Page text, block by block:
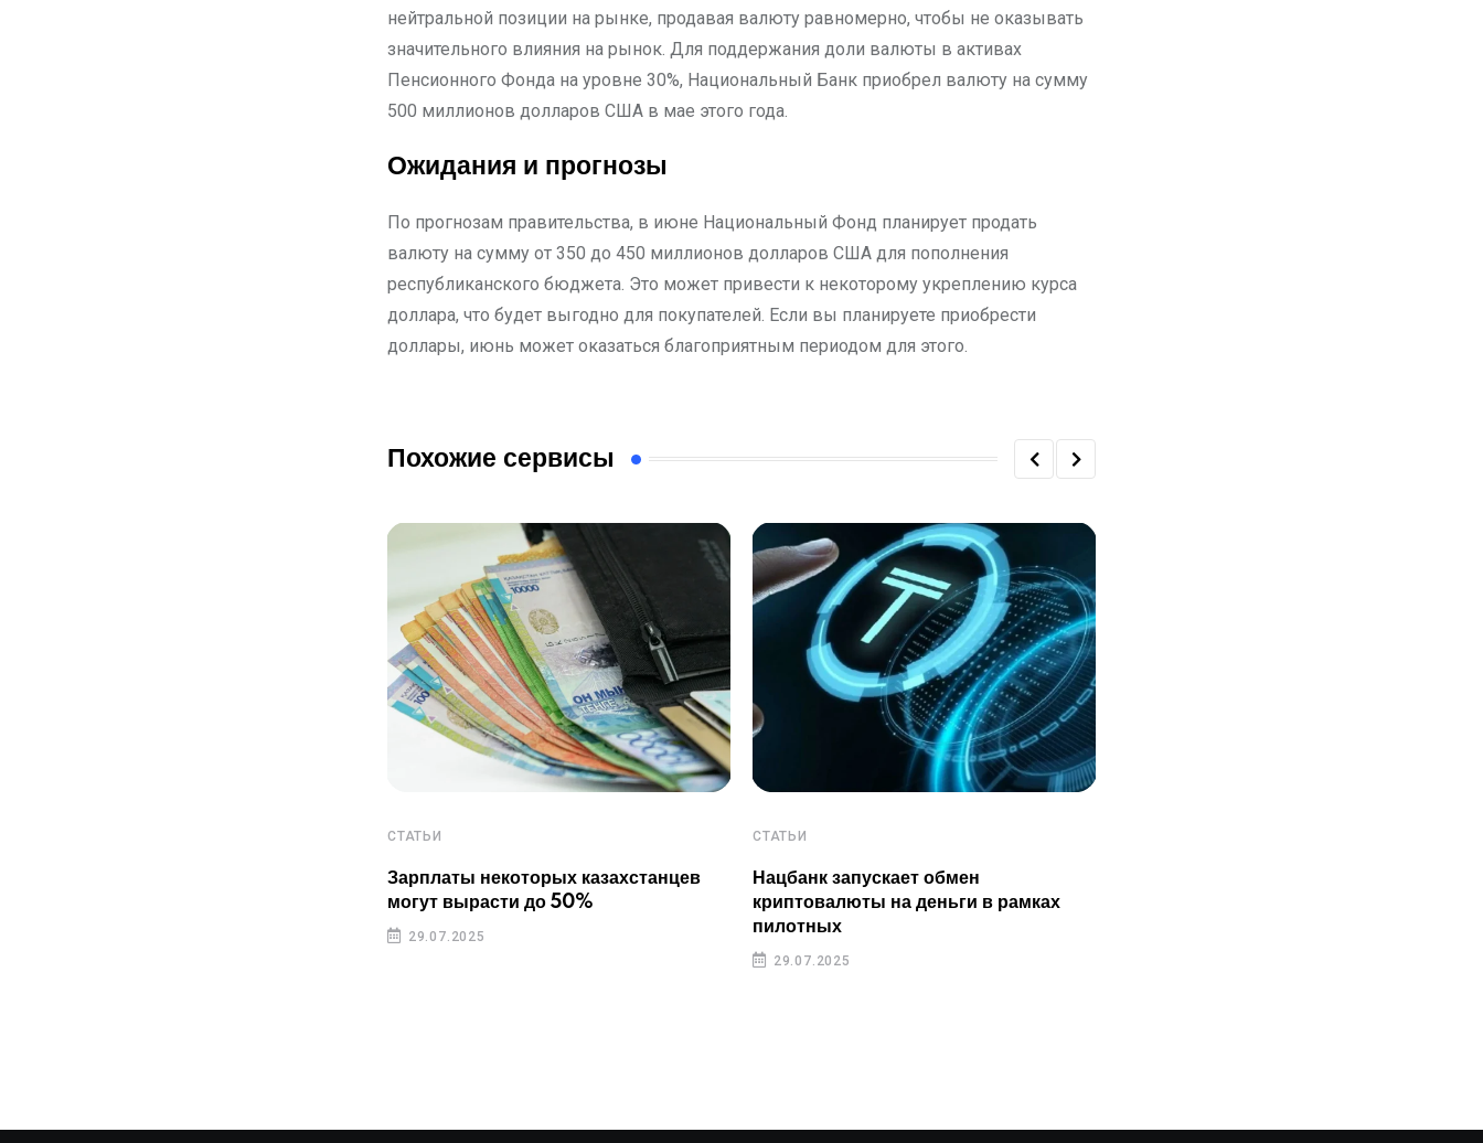
нейтральной позиции на рынке, продавая валюту равномерно, чтобы не оказывать
значительного влияния на рынок. Для поддержания доли валюты в активах
Пенсионного Фонда на уровне 30%, Национальный Банк приобрел валюту на сумму
500 миллионов долларов США в мае этого года.
Ожидания и прогнозы
По прогнозам правительства, в июне Национальный Фонд планирует продать
валюту на сумму от 350 до 450 миллионов долларов США для пополнения
республиканского бюджета. Это может привести к некоторому укреплению курса
доллара, что будет выгодно для покупателей. Если вы планируете приобрести
доллары, июнь может оказаться благоприятным периодом для этого.
Похожие сервисы
СТАТЬИ
Зарплаты некоторых казахстанцев
могут вырасти до 50%
29.07.2025
СТАТЬИ
Нацбанк запускает обмен
криптовалюты на деньги в рамках
пилотных
29.07.2025